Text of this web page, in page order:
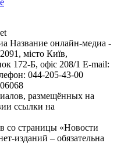
Название онлайн-медиа -
місто Київ,
Б, офіс 208/1 E-mail:
044-205-43-00
размещённых на
ссылки на
со страницы «Новости
изданий – обязательна